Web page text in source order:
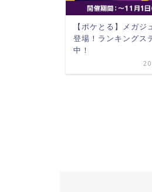
【ポケとる】メガジ
登場！ランキングス
中！